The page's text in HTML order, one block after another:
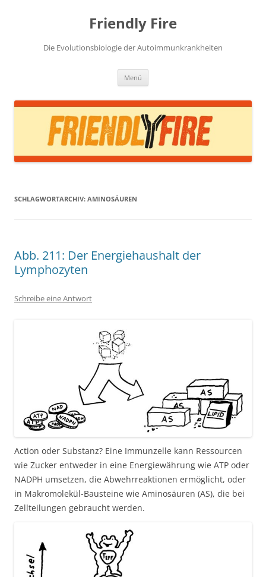
Friendly Fire
Die Evolutionsbiologie der Autoimmunkrankheiten
Menü
SCHLAGWORTARCHIV: AMINOSÄUREN
Abb. 211: Der Energiehaushalt der
Lymphozyten
Schreibe eine Antwort
Action oder Substanz? Eine Immunzelle kann Ressourcen
wie Zucker entweder in eine Energiewährung wie ATP oder
NADPH umsetzen, die Abwehrreaktionen ermöglicht, oder
in Makromolekül-Bausteine wie Aminosäuren (AS), die bei
Zellteilungen gebraucht werden.